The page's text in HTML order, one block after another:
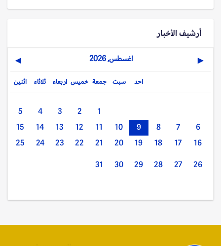
أرشيف الأخبار
◀ اغسطس, 2026 ▶
اثنين ثلاثاء اربعاء خميس جمعة سبت احد
1
2
3
4
5
6
7
8
9
10
11
12
13
14
15
16
17
18
19
20
21
22
23
24
25
26
27
28
29
30
31